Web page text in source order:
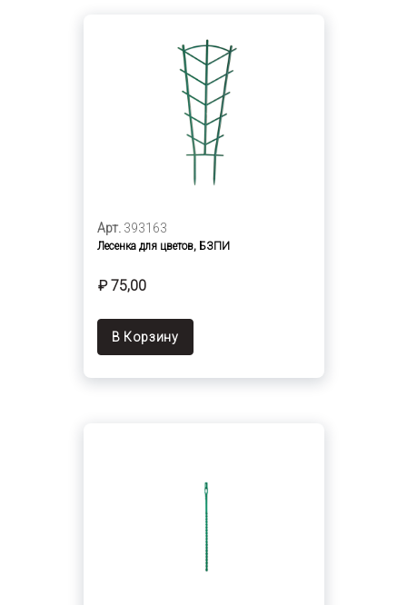
Арт. 393163
Лесенка для цветов, БЗПИ
₽ 75,00
В Корзину